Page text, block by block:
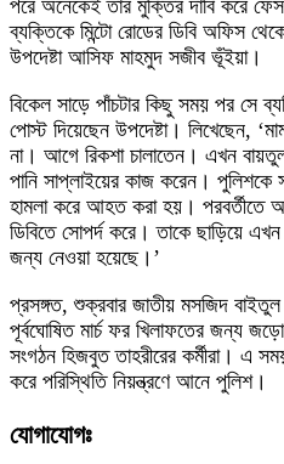
পরে অনেকেই তার মুক্তির দাবি করে
ব্যক্তিকে মিন্টো রোডের ডিবি অফিস
উপদেষ্টা আসিফ মাহমুদ সজীব ভূঁইয়া।
বিকেল সাড়ে পাঁচটার কিছু সময় পর সে
পোস্ট দিয়েছেন উপদেষ্টা। লিখেছেন,
না। আগে রিকশা চালাতেন। এখন
পানি সাপ্লাইয়ের কাজ করেন। পুলিশকে
হামলা করে আহত করা হয়। পরবর্তীতে
ডিবিতে সোপর্দ করে। তাকে ছাড়িয়ে এখন
জন্য নেওয়া হয়েছে।’
প্রসঙ্গত, শুক্রবার জাতীয় মসজিদ বাইতুল
পূর্বঘোষিত মার্চ ফর খিলাফতের জন্য জড়ো
সংগঠন হিজবুত তাহরীরের কর্মীরা। এ
করে পরিস্থিতি নিয়ন্ত্রণে আনে পুলিশ।
যোগাযোগঃ